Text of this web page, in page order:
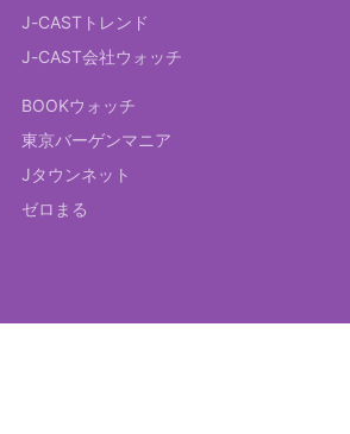
J-CASTトレンド
J-CAST会社ウォッチ
BOOKウォッチ
東京バーゲンマニア
Jタウンネット
ゼロまる